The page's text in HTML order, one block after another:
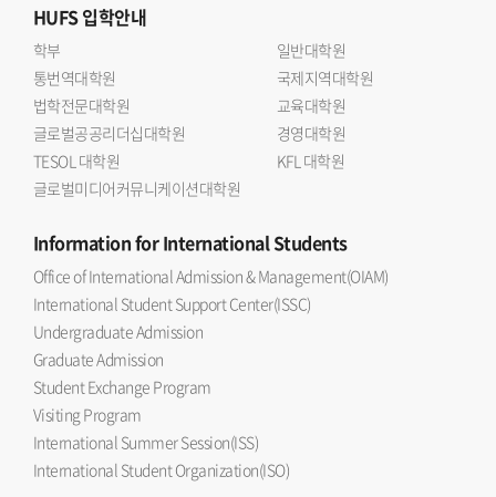
HUFS입학안내
학부
일반대학원
통번역대학원
국제지역대학원
법학전문대학원
교육대학원
글로벌공공리더십대학원
경영대학원
TESOL 대학원
KFL 대학원
글로벌미디어커뮤니케이션대학원
Informationfor International Students
Office of International Admission & Management(OIAM)
International Student Support Center(ISSC)
Undergraduate Admission
Graduate Admission
Student Exchange Program
Visiting Program
International Summer Session(ISS)
International Student Organization(ISO)